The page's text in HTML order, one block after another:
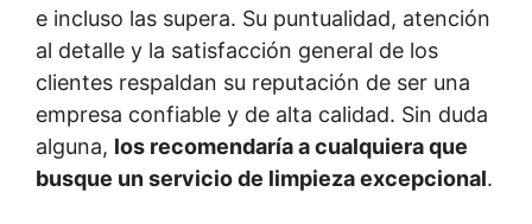
e incluso las supera. Su puntualidad, atención
al detalle y la satisfacción general de los
clientes respaldan su reputación de ser una
empresa confiable y de alta calidad. Sin duda
alguna, los recomendaría a cualquiera que
busque un servicio de limpieza excepcional.